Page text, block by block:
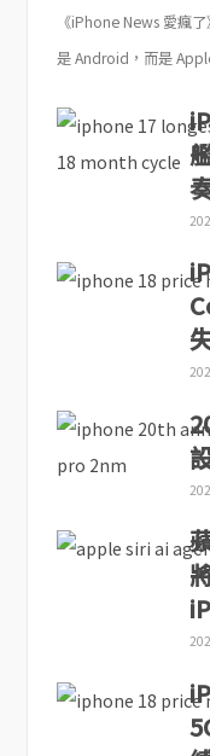
《iPhone News 愛瘋
是 Android，而是